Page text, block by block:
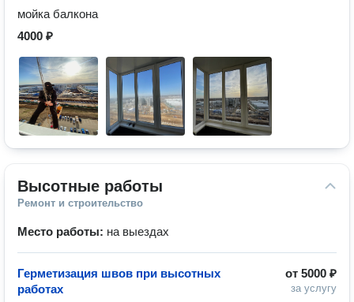
мойка балкона
4000 ₽
Высотные работы
Ремонт и строительство
Место работы: на выездах
от 5000 ₽
за услугу
Герметизация швов при высотных
работах